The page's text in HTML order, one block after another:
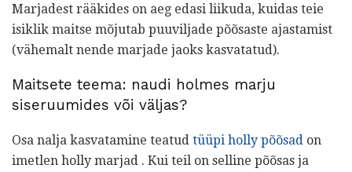
Marjadest rääkides on aeg edasi liikuda, kuidas teie
isiklik maitse mõjutab puuviljade põõsaste ajastamist
(vähemalt nende marjade jaoks kasvatatud).
Maitsete teema: naudi holmes marju
siseruumides või väljas?
Osa nalja kasvatamine teatud tüüpi holly põõsad on
imetlen holly marjad . Kui teil on selline põõsas ja